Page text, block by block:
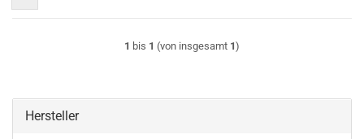
1 bis 1 (von insgesamt 1)
Hersteller